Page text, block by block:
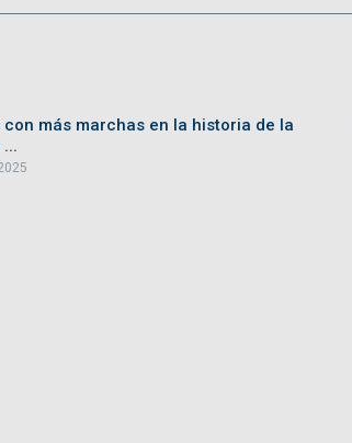
con más marchas en la historia de la